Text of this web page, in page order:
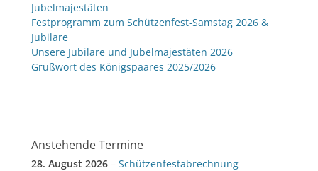
Jubelmajestäten
Festprogramm zum Schützenfest-Samstag 2026 &
Jubilare
Unsere Jubilare und Jubelmajestäten 2026
Grußwort des Königspaares 2025/2026
Anstehende Termine
28. August 2026 – Schützenfestabrechnung